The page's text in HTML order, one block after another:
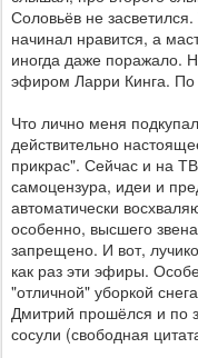
Соловьёв не
начинал нравится, а
иногда даже поражало.
эфиром Ларри Кинга. По
Что лично меня
действительно
прикрас". Сейчас и на
самоцензура, идеи и
автоматически
особенно, высшего
запрещено. И вот,
как раз эти эфиры.
"отличной" уборкой
Дмитрий прошёлся и по
сосули (свободная